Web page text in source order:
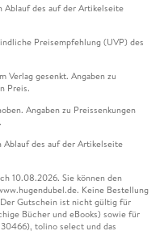
Ablauf des auf der Artikelseite
Preisempfehlung (UVP) des
Verlag gesenkt. Angaben zu
Preis.
Angaben zu Preissenkungen
Ablauf des auf der Artikelseite
10.08.2026. Sie können den
Keine Bestellung
Gutschein ist nicht gültig für
Bücher und eBooks) sowie für
tolino select und das